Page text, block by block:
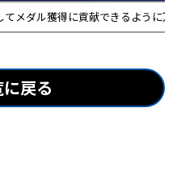
メダル獲得に貢献できるように
戻る